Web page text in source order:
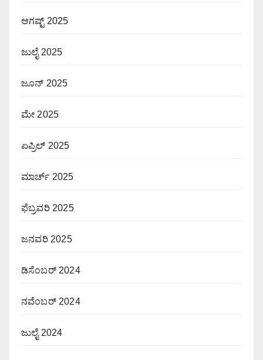
ಆಗಷ್ಟ್ 2025
ಜುಲೈ 2025
ಜೂನ್ 2025
ಮೇ 2025
ಏಪ್ರಿಲ್ 2025
ಮಾರ್ಚ್ 2025
ಫೆಬ್ರವರಿ 2025
ಜನವರಿ 2025
ಡಿಸೆಂಬರ್ 2024
ನವೆಂಬರ್ 2024
ಜುಲೈ 2024